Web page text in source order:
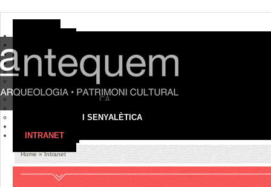
ON SOM
SERVEIS
ARQUEOLOGIA
MUSEUS I COL·LECCIONS
TURISME I DIDÀCTICA
EXPOSICIONS I SENYALÈTICA
INTRANET
Home» Intranet